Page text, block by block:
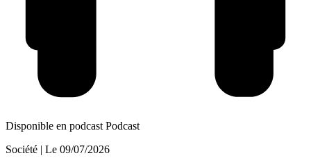
Disponible en podcast Podcast
Société | Le 09/07/2026